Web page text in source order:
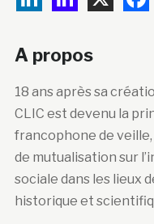
A propos
18 ans après sa
CLIC est devenu la
francophone de
de mutualisation sur
sociale dans les lieux
historique et